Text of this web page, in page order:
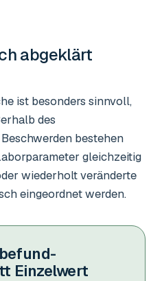
abgeklärt
ist besonders sinnvoll,
des
bestehen
gleichzeitig
wiederholt veränderte
eingeordnet werden.
Einzelwert